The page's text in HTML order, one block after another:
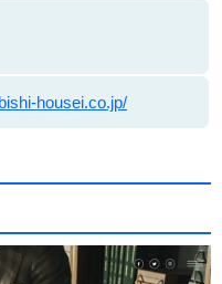
housei.co.jp/